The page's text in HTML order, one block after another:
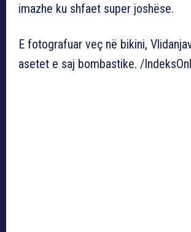
imazhe ku shfaet super joshëse.
E fotografuar veç në bikini,
asetet e saj bombastike. /